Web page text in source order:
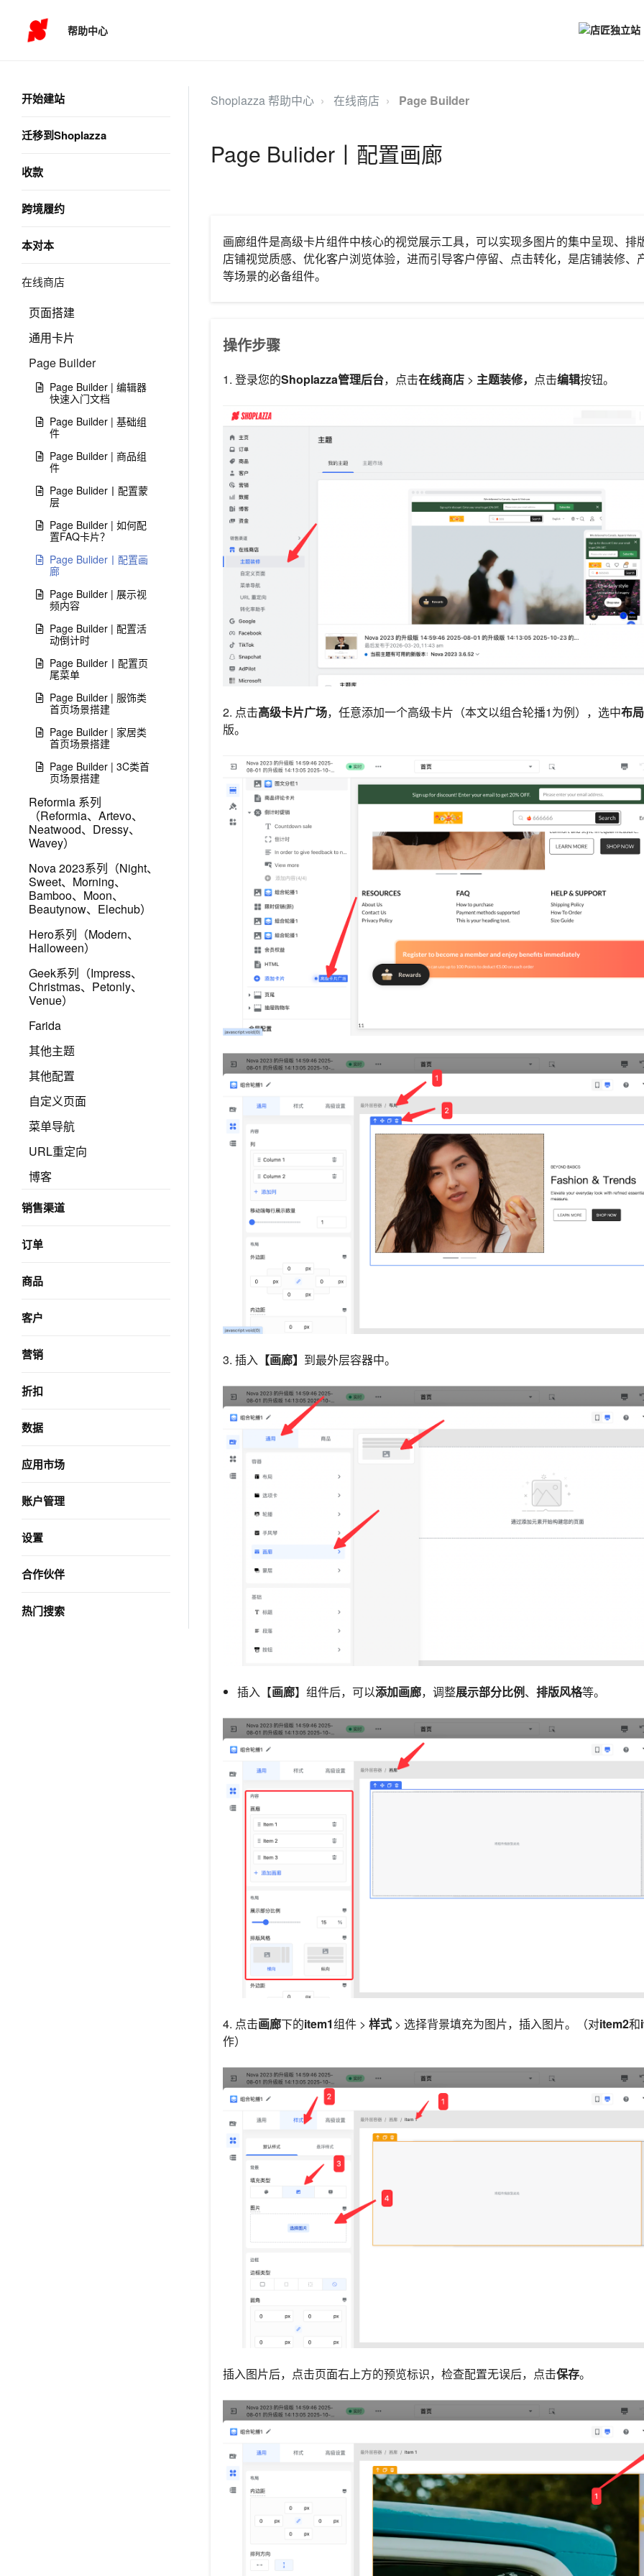
帮助中心
开始建站
迁移到Shoplazza
收款
跨境履约
本对本
在线商店
页面搭建
通用卡片
Page Builder
Page Builder | 编辑器
快速入门文档
Page Builder | 基础组
件
Page Builder | 商品组
件
Page Bulider丨配置蒙
层
Page Builder | 如何配
置FAQ卡片？
Page Bulider丨配置画
廊
Page Builder | 展示视
频内容
Page Builder | 配置活
动倒计时
Page Builder丨配置页
尾菜单
Page Builder | 服饰类
首页场景搭建
Page Builder | 家居类
首页场景搭建
Page Builder | 3C类首
页场景搭建
Reformia 系列
（Reformia、Artevo、
Neatwood、Dressy、
Wavey）
Nova 2023系列（Night、
Sweet、Morning、
Bamboo、Moon、
Beautynow、Elechub）
Hero系列（Modern、
Halloween）
Geek系列（Impress、
Christmas、Petonly、
Venue）
Farida
其他主题
其他配置
自定义页面
菜单导航
URL重定向
博客
销售渠道
订单
商品
客户
营销
折扣
数据
应用市场
账户管理
设置
合作伙伴
热门搜索
Shoplazza 帮助中心 在线商店 Page Builder
Page Bulider丨配置画廊
画廊组件是高级卡片组件中核心的视觉展示工具，可以实现多图片的集中呈现、排
店铺视觉质感、优化客户浏览体验，进而引导客户停留、点击转化，是店铺装修、
等场景的必备组件。
操作步骤
1. 登录您的Shoplazza管理后台，点击在线商店> 主题装修， 点击编辑按钮。
2. 点击高级卡片广场，任意添加一个高级卡片（本文以组合轮播1为例），选中布局
版。
3. 插入 【画廊】 到最外层容器中。
插入【画廊】组件后，可以添加画廊，调整展示部分比例、 排版风格等。
4. 点击画廊下的item1组件 > 样式> 选择背景填充为图片，插入图片。（对item2和
作）
插入图片后，点击页面右上方的预览标识，检查配置无误后，点击保存。